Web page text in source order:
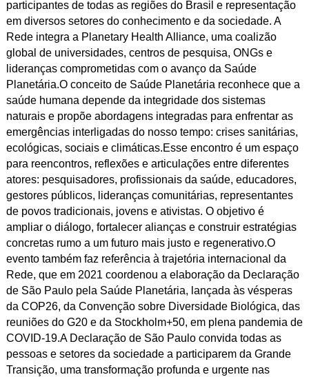
participantes de todas as regiões do Brasil e representação
em diversos setores do conhecimento e da sociedade. A
Rede integra a Planetary Health Alliance, uma coalizão
global de universidades, centros de pesquisa, ONGs e
lideranças comprometidas com o avanço da Saúde
Planetária.O conceito de Saúde Planetária reconhece que a
saúde humana depende da integridade dos sistemas
naturais e propõe abordagens integradas para enfrentar as
emergências interligadas do nosso tempo: crises sanitárias,
ecológicas, sociais e climáticas.Esse encontro é um espaço
para reencontros, reflexões e articulações entre diferentes
atores: pesquisadores, profissionais da saúde, educadores,
gestores públicos, lideranças comunitárias, representantes
de povos tradicionais, jovens e ativistas. O objetivo é
ampliar o diálogo, fortalecer alianças e construir estratégias
concretas rumo a um futuro mais justo e regenerativo.O
evento também faz referência à trajetória internacional da
Rede, que em 2021 coordenou a elaboração da Declaração
de São Paulo pela Saúde Planetária, lançada às vésperas
da COP26, da Convenção sobre Diversidade Biológica, das
reuniões do G20 e da Stockholm+50, em plena pandemia de
COVID-19.A Declaração de São Paulo convida todas as
pessoas e setores da sociedade a participarem da Grande
Transição, uma transformação profunda e urgente nas